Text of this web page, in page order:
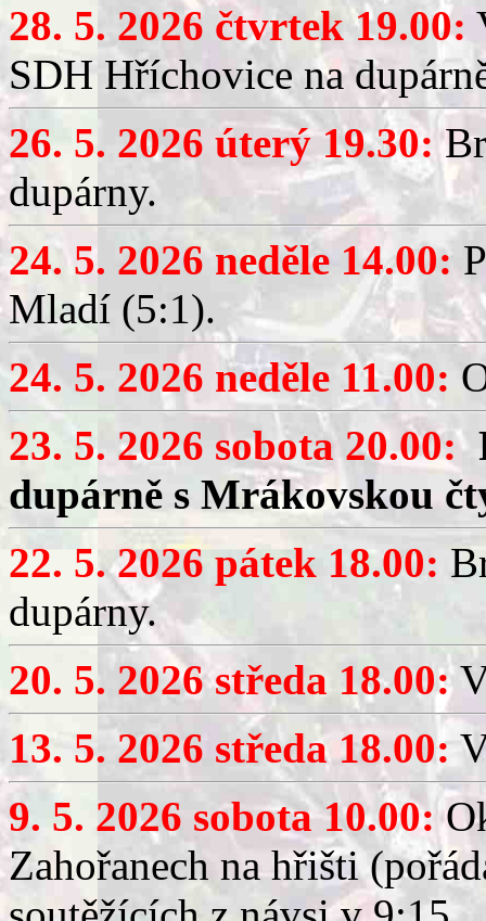
28. 5. 2026 čtvrtek 19.00:
SDH Hříchovice na
26. 5. 2026 úterý 19.30:
dupárny.
24. 5. 2026 neděle 14.00:
Mladí (5:1).
24. 5. 2026 neděle 11.00:
23. 5. 2026 sobota 20.00:
dupárně s Mrákovskou
22. 5. 2026 pátek 18.00:
dupárny.
20. 5. 2026 středa 18.00:
13. 5. 2026 středa 18.00:
9. 5. 2026 sobota 10.00:
Zahořanech na hřišti